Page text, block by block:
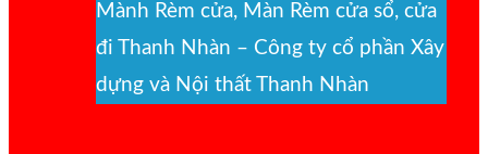
Mành Rèm cửa, Màn Rèm cửa sổ, cửa
đi Thanh Nhàn – Công ty cổ phần Xây
dựng và Nội thất Thanh Nhàn